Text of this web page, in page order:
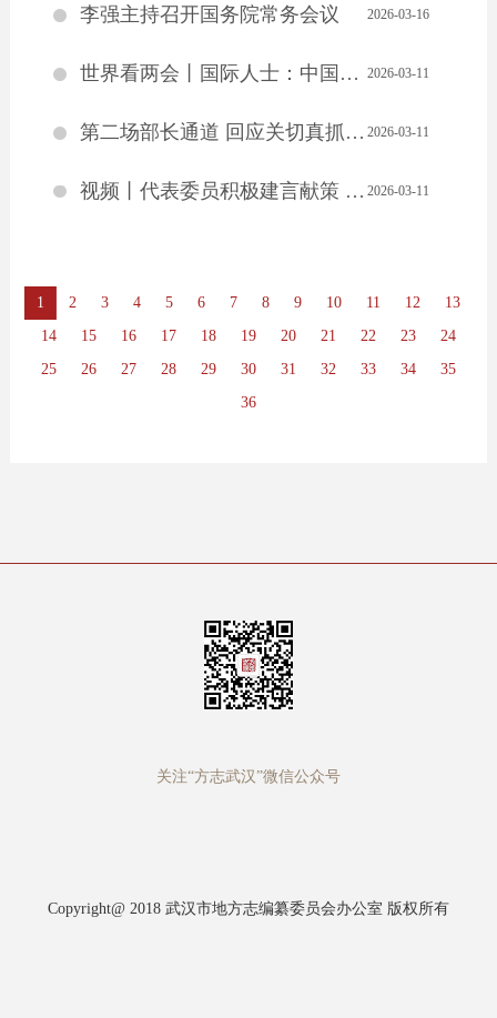
李强主持召开国务院常务会议 2026-03-16
世界看两会丨国际人士：中国高质量发展为全球经济注入稳定性 2026-03-11
第二场部长通道 回应关切真抓实干（现场·部长通道） 2026-03-11
视频丨代表委员积极建言献策 有关部门全面记录梳理高效转办回应 2026-03-11
1 2 3 4 5 6 7 8 9 10 11 12
13
14
15 16 17 18 19 20 21 22 23
24
25
26 27 28 29 30 31 32 33 34
35
36
关注“方志武汉”微信公众号
Copyright@ 2018 武汉市地方志编纂委员会办公室 版权所有